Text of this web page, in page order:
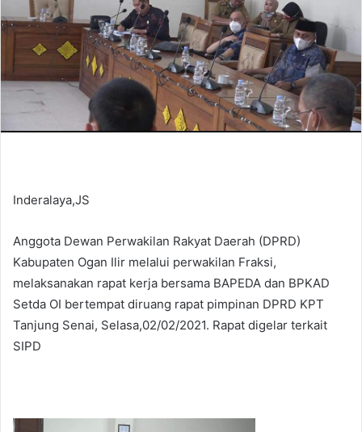
Inderalaya,JS
Anggota Dewan Perwakilan Rakyat Daerah (DPRD)
Kabupaten Ogan Ilir melalui perwakilan Fraksi,
melaksanakan rapat kerja bersama BAPEDA dan BPKAD
Setda OI bertempat diruang rapat pimpinan DPRD KPT
Tanjung Senai, Selasa,02/02/2021. Rapat digelar terkait
SIPD